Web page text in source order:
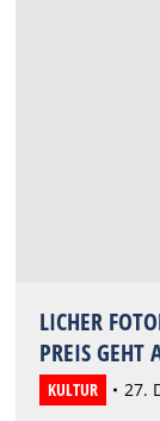
LICHER
PREIS GEHT
KULTUR 27.